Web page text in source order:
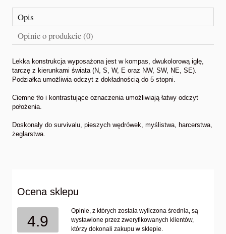
Opis
Opinie o produkcie (0)
Lekka konstrukcja wyposażona jest w kompas, dwukolorową igłę,
tarczę z kierunkami świata (N, S, W, E oraz NW, SW, NE, SE).
Podziałka umożliwia odczyt z dokładnością do 5 stopni.
Ciemne tło i kontrastujące oznaczenia umożliwiają łatwy odczyt
położenia.
Doskonały do survivalu, pieszych wędrówek, myślistwa, harcerstwa,
żeglarstwa.
Ocena sklepu
4.9
Opinie, z których została wyliczona średnia, są
wystawione przez zweryfikowanych klientów,
którzy dokonali zakupu w sklepie.